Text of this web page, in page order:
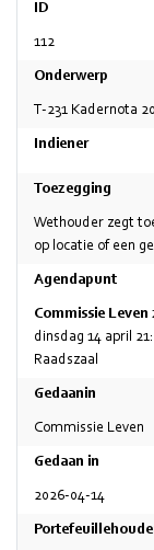
ID
112
Onderwerp
T-231 Kadernota
Indiener
Toezegging
Wethouder zegt
op locatie of een
Agendapunt
Commissie Leven
dinsdag 14 april
Raadszaal
Gedaanin
Commissie Leven
Gedaan in
2026-04-14